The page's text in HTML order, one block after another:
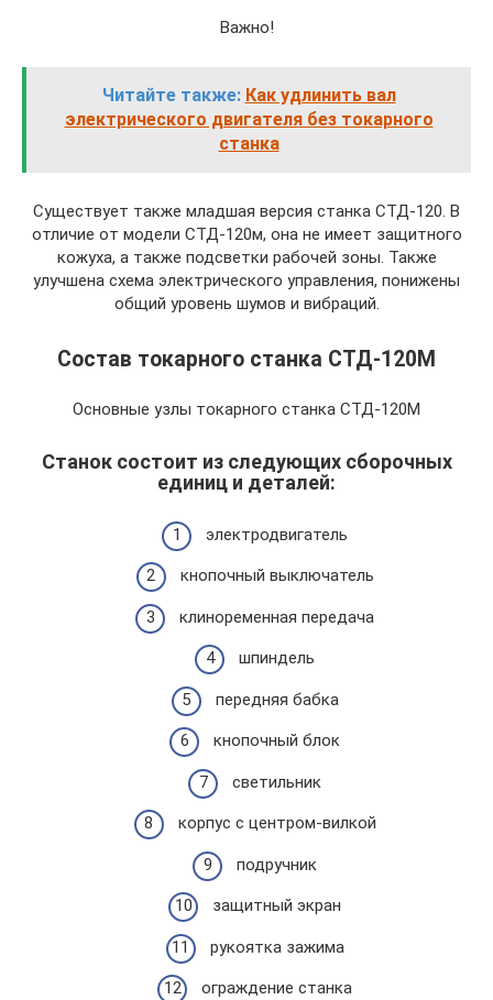
Важно!
Читайте также: Как удлинить вал
электрического двигателя без токарного
станка
Существует также младшая версия станка СТД-120. В
отличие от модели СТД-120м, она не имеет защитного
кожуха, а также подсветки рабочей зоны. Также
улучшена схема электрического управления, понижены
общий уровень шумов и вибраций.
Состав токарного станка СТД-120М
Основные узлы токарного станка СТД-120М
Станок состоит из следующих сборочных
единиц и деталей:
электродвигатель
кнопочный выключатель
клиноременная передача
шпиндель
передняя бабка
кнопочный блок
светильник
корпус с центром-вилкой
подручник
защитный экран
рукоятка зажима
ограждение станка